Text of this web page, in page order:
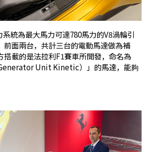
統為最大馬力可達780馬力的V8渦輪引
前面兩台，共計三台的電動馬達做為補
搭載的是法拉利F1賽車所開發，命名為
Unit Kinetic）」的馬達，能夠